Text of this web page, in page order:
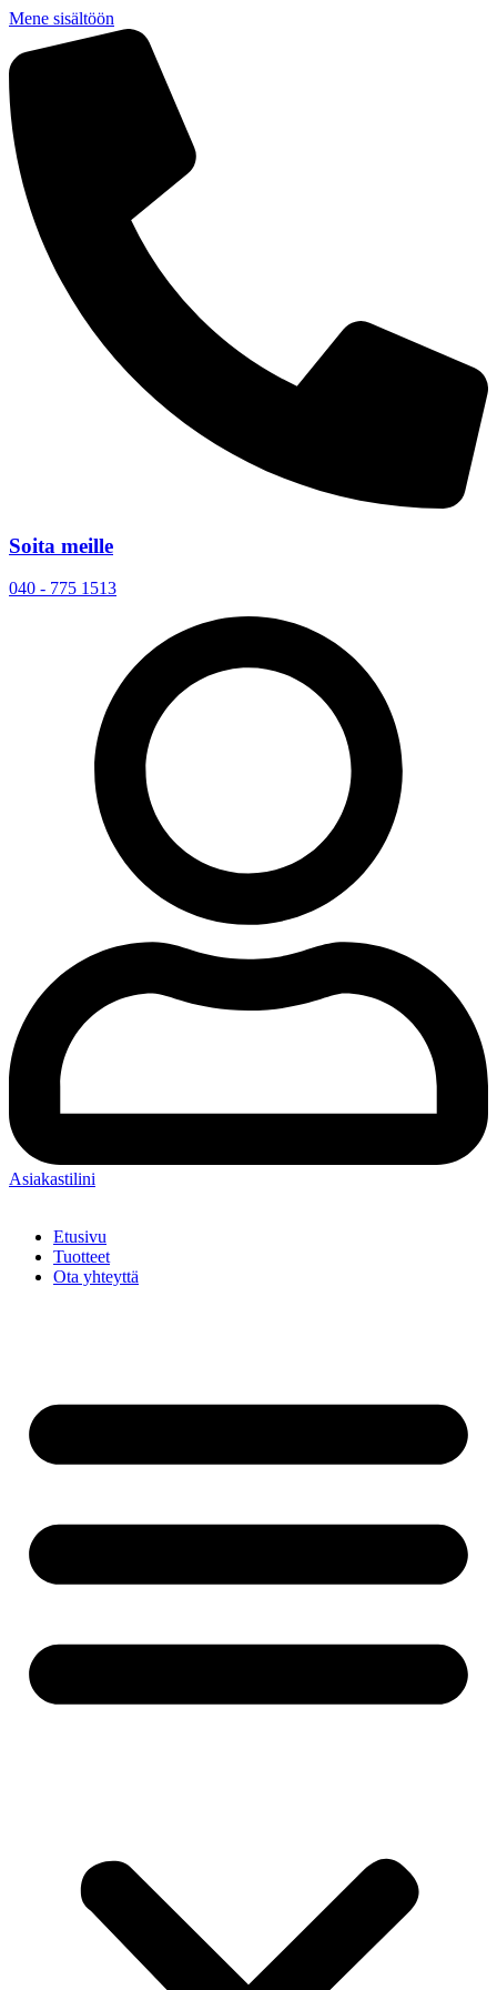
Mene sisältöön
Soita meille
040 - 775 1513
Asiakastilini
Etusivu
Tuotteet
Ota yhteyttä